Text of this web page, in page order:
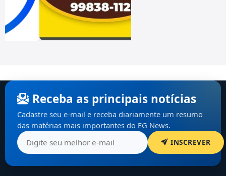
Receba as principais notícias
Cadastre seu e-mail e receba diariamente um resumo
das matérias mais importantes do EG News.
INSCREVER